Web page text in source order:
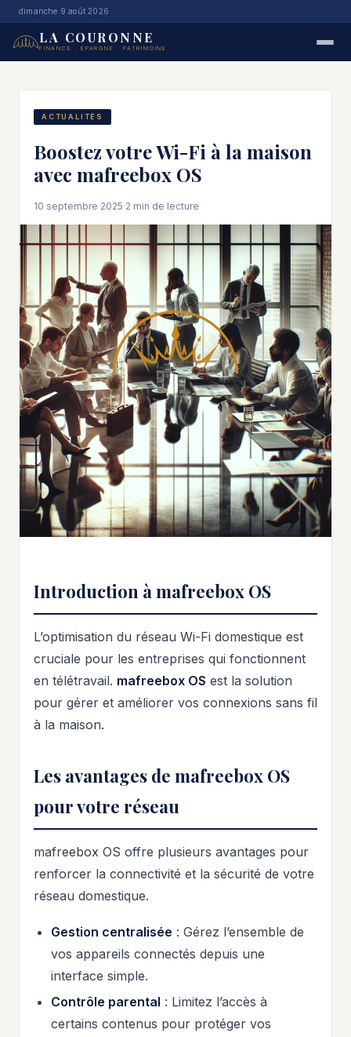
dimanche 9 août 2026
LA COURONNE
FINANCE · ÉPARGNE · PATRIMOINE
ACTUALITÉS
Boostez votre Wi-Fi à la maison
avec mafreebox OS
10 septembre 2025·2 min de lecture
Introduction à mafreebox OS
L’optimisation du réseau Wi-Fi domestique est
cruciale pour les entreprises qui fonctionnent
en télétravail. mafreebox OS est la solution
pour gérer et améliorer vos connexions sans fil
à la maison.
Les avantages de mafreebox OS
pour votre réseau
mafreebox OS offre plusieurs avantages pour
renforcer la connectivité et la sécurité de votre
réseau domestique.
Gestion centralisée : Gérez l’ensemble de
vos appareils connectés depuis une
interface simple.
Contrôle parental : Limitez l’accès à
certains contenus pour protéger vos